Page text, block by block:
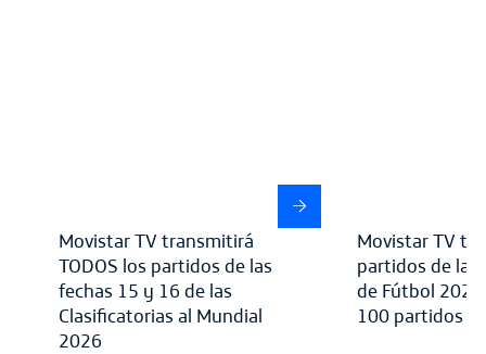
Movistar TV transmitirá
TODOS los partidos de las
fechas 15 y 16 de las
Clasificatorias al Mundial
2026
Movistar TV
partidos de la
de Fútbol
100 partidos